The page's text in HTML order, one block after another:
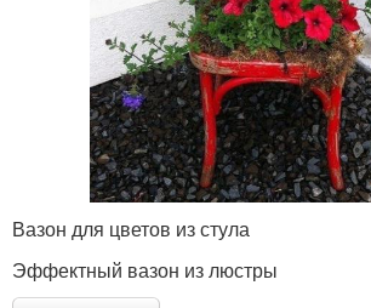
Вазон для цветов из стула
Эффектный вазон из люстры